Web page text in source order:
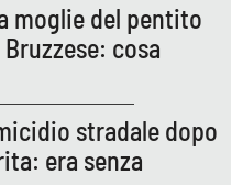
moglie del pentito
cosa
stradale dopo
era senza